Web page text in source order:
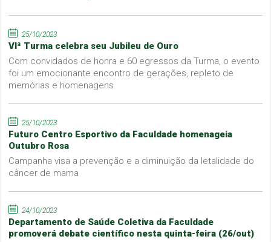
25/10/2023
VIª Turma celebra seu Jubileu de Ouro
Com convidados de honra e 60 egressos da Turma, o evento
foi um emocionante encontro de gerações, repleto de
memórias e homenagens
25/10/2023
Futuro Centro Esportivo da Faculdade homenageia
Outubro Rosa
Campanha visa a prevenção e a diminuição da letalidade do
câncer de mama
24/10/2023
Departamento de Saúde Coletiva da Faculdade
promoverá debate científico nesta quinta-feira (26/out)